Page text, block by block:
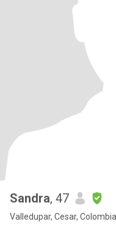
Sandra, 47
Valledupar, Cesar, Colombia